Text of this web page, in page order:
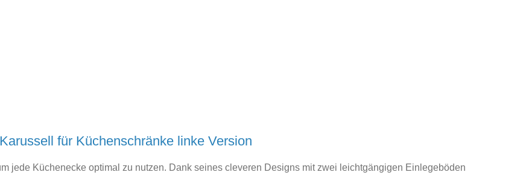
für Küchenschränke linke Version
jede Küchenecke optimal zu nutzen. Dank seines cleveren Designs mit zwei leichtgängigen Einlegeböden